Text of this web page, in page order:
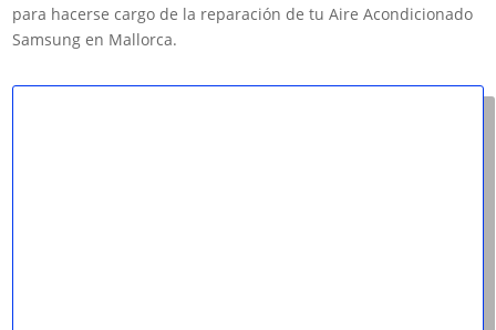
para hacerse cargo de la reparación de tu Aire Acondicionado
Samsung en Mallorca.